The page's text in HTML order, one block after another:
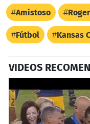
Amistoso
Fútbol Kansas
VIDEOS